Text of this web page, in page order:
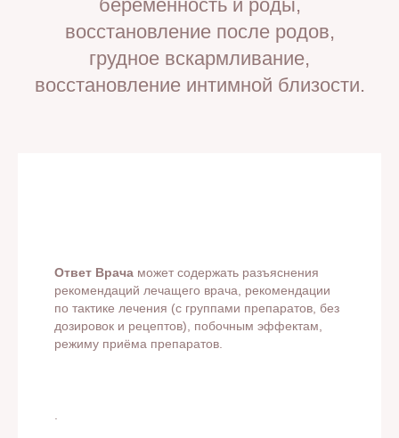
беременность и роды,
восстановление после родов,
грудное вскармливание,
восстановление интимной близости.
Ответ Врачаможет содержать разъяснения
рекомендаций лечащего врача, рекомендации
по тактике лечения (с группами препаратов, без
дозировок и рецептов), побочным эффектам,
режиму приёма препаратов.